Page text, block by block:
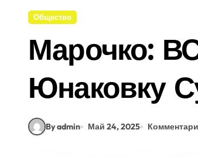
Общество
Марочко:
Юнаковку
By admin Май 24, 2025